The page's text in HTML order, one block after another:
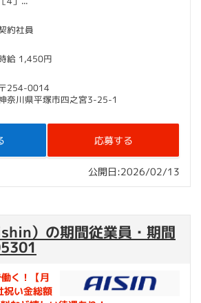
約社員
給 1,450円
254-0014
奈川県平塚市四之宮3-25-1
応募する
公開日:2026/02/13
）の期間従業員・期間
く！【月
祝い金総額